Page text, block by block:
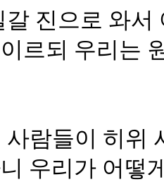
진으로 와서
르되 우리는
람들이 히위
우리가 어떻